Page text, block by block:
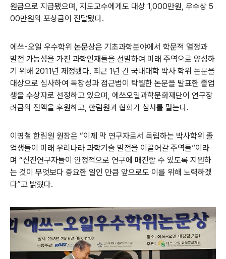
원금으로 지급됐으며, 지도교수에게도 대상 1,000만원, 우수상 5
00만원의 포상금이 전달됐다.
에쓰-오일 우수학위 논문상은 기초과학분야에서 학문적 열정과
발전 가능성을 가진 과학인재들을 선발하여 미래 주역으로 양성하
기 위해 2011년 제정됐다. 최근 1년 간 국내대학 박사 학위 논문을
대상으로 심사하여 독창성과 접근법이 탁월한 논문을 발표한 졸업
생을 수상자로 선정하고 있으며, 에쓰오일과학문화재단이 연구장
려금의 전액을 후원하고, 한림원과 협회가 심사를 맡는다.
이명철 한림원 원장은 “이제 막 연구자로서 독립하는 박사학위 졸
업생들이 미래 우리나라 과학기술 발전을 이끌어갈 주역들”이라
며 “신진연구자들이 안정적으로 연구에 매진할 수 있도록 지원하
는 것이 무엇보다 중요한 일인 만큼 앞으로도 이를 위해 노력하겠
다”고 밝혔다.